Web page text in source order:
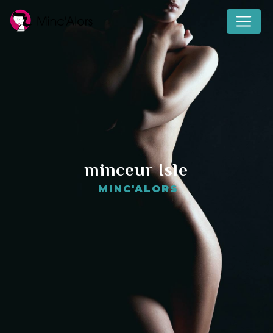
minceur Isle
MINC'ALORS
Panneau de gestion des cookies